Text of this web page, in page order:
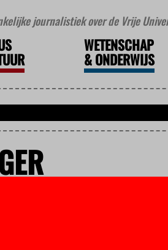
journalistiek over de Vrije
WETENSCHAP
&ONDERWIJS